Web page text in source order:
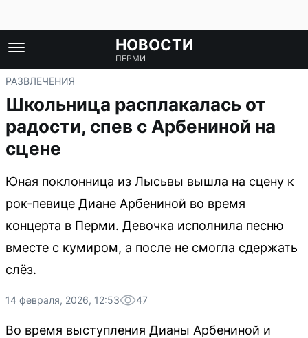
НОВОСТИ
ПЕРМИ
РАЗВЛЕЧЕНИЯ
Школьница расплакалась от
радости, спев с Арбениной на
сцене
Юная поклонница из Лысьвы вышла на сцену к
рок-певице Диане Арбениной во время
концерта в Перми. Девочка исполнила песню
вместе с кумиром, а после не смогла сдержать
слёз.
14 февраля, 2026, 12:53 47
Во время выступления Дианы Арбениной и